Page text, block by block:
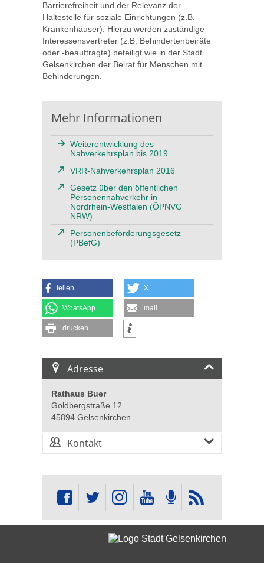
Barrierefreiheit und der Relevanz der
Haltestelle für soziale Einrichtungen (z.B.
Krankenhäuser). Hierzu werden zuständige
Interessensvertreter (z.B. Behindertenbeiräte
oder -beauftragte) beteiligt wie in der Stadt
Gelsenkirchen der Beirat für Menschen mit
Behinderungen.
Mehr Informationen
Weiterentwicklung des
Nahverkehrsplan bis 2019
VRR-Nahverkehrsplan 2016
Gesetz über den öffentlichen
Personennahverkehr in
Nordrhein-Westfalen (ÖPNVG
NRW)
Personenbeförderungsgesetz
(PBefG)
teilen X
WhatsApp mail
drucken
Adresse
Rathaus Buer
Goldbergstraße 12
45894 Gelsenkirchen
Kontakt